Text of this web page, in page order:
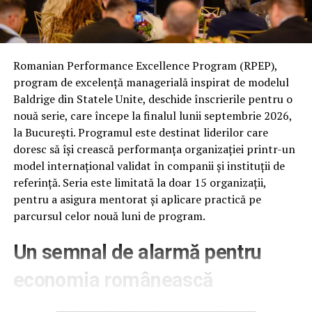
concursului, premiul fiind oferit prin tragere la sorți pe
24 februarie.
După proiecțiile speciale din Arad, Timișoara, Alba Iulia,
Sibiu, Brașov, Cluj-Napoca, Baia Mare, Oradea, cu săli
pline, multe aplauze, râsete și discuții îndelungate cu
spectatorii curioși și încântați de poveste și de
prestațiile actorilor, caravana„În pielea mea”continuă
în mai multe orașe.
Pe11 februarieva avea loc proiecția specială„În pielea
mea”de laCinema City din City Park Constanța
18:30, underegizorul Paul Decu și actrița Azaleea
Necula
, originari din Constanța și împrejurimi, vor
prezenta filmul alături de colegii lorIoana State,
Alexandra Răduță și Gabriel Vatavu.
12 februarie de la 18:30la întâlnirea cu actrițele
Romanian Performance Excellence Program (RPEP),
program de excelență managerială inspirat de modelul
Baldrige din Statele Unite, deschide înscrierile pentru o
nouă serie, care începe la finalul lunii septembrie 2026,
la București. Programul este destinat liderilor care
doresc să își crească performanța organizației printr-un
model internațional validat în companii și instituții de
referință. Seria este limitată la doar 15 organizații,
pentru a asigura mentorat și aplicare practică pe
parcursul celor nouă luni de program.
Un semnal de alarmă pentru
economia românească